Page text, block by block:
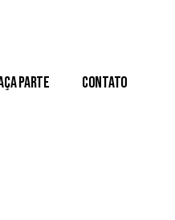
Parte Contato